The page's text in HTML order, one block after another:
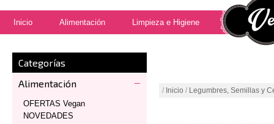
Inicio Alimentación Limpieza e Higiene
Categorías
Alimentación
OFERTAS Vegan
NOVEDADES
/ Inicio / Legumbres, Semillas y